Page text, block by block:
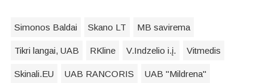
Simonos Baldai Skano LT MB savirema
Tikri langai, UAB RKline V.Indzelio i.į. Vitmedis
Skinali.EU UAB RANCORIS UAB "Mildrena"